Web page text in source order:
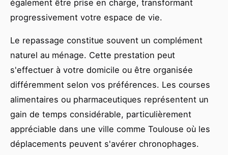
également être prise en charge, transformant
progressivement votre espace de vie.
Le repassage constitue souvent un complément
naturel au ménage. Cette prestation peut
s'effectuer à votre domicile ou être organisée
différemment selon vos préférences. Les courses
alimentaires ou pharmaceutiques représentent un
gain de temps considérable, particulièrement
appréciable dans une ville comme Toulouse où les
déplacements peuvent s'avérer chronophages.